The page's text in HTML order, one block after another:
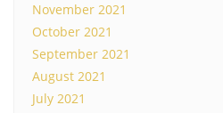
November 2021
October 2021
September 2021
August 2021
July 2021